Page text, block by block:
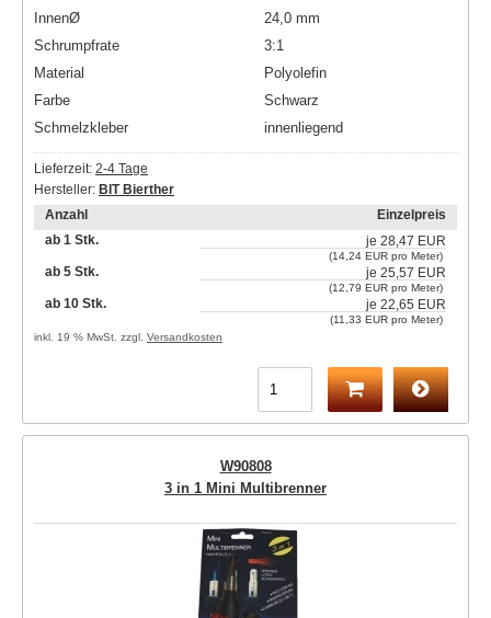
InnenØ
24,0 mm
Schrumpfrate
3:1
Material
Polyolefin
Farbe
Schwarz
Schmelzkleber
innenliegend
Lieferzeit: 2-4 Tage
Hersteller: BIT Bierther
Anzahl
Einzelpreis
ab 1 Stk.
je 28,47 EUR
(14,24 EUR pro Meter)
ab 5 Stk. je 25,57 EUR
(12,79 EUR pro Meter)
ab 10 Stk. je 22,65 EUR
(11,33 EUR pro Meter)
inkl. 19 % MwSt. zzgl. Versandkosten
W90808
3 in 1 Mini Multibrenner